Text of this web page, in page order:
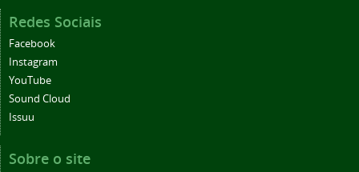
Redes Sociais
Facebook
Instagram
YouTube
Sound Cloud
Issuu
Sobre o site